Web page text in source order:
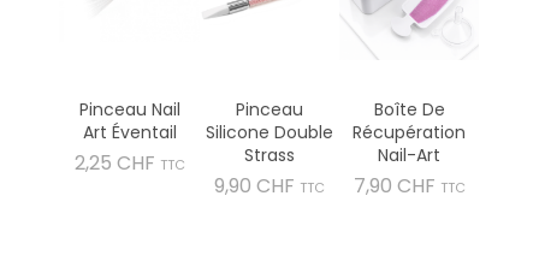
Pinceau Nail
Art Éventail
2,25 CHF Prix
TTC
Pinceau
Silicone Double
Strass
9,90 CHF Prix
TTC
Boîte De
Récupération
Nail-Art
7,90 CHF Prix
TTC